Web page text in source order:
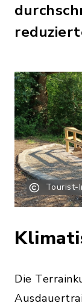
Tourist-
Die